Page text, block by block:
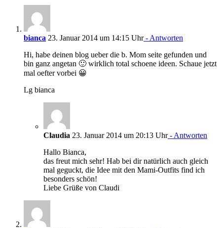
bianca 23. Januar 2014 um 14:15 Uhr- Antworten
Hi, habe deinen blog ueber die b. Mom seite gefunden und
bin ganz angetan 🙂 wirklich total schoene ideen. Schaue jetzt
mal oefter vorbei 😀
Lg bianca
Claudia 23. Januar 2014 um 20:13 Uhr- Antworten
Hallo Bianca,
das freut mich sehr! Hab bei dir natürlich auch gleich
mal geguckt, die Idee mit den Mami-Outfits find ich
besonders schön!
Liebe Grüße von Claudi